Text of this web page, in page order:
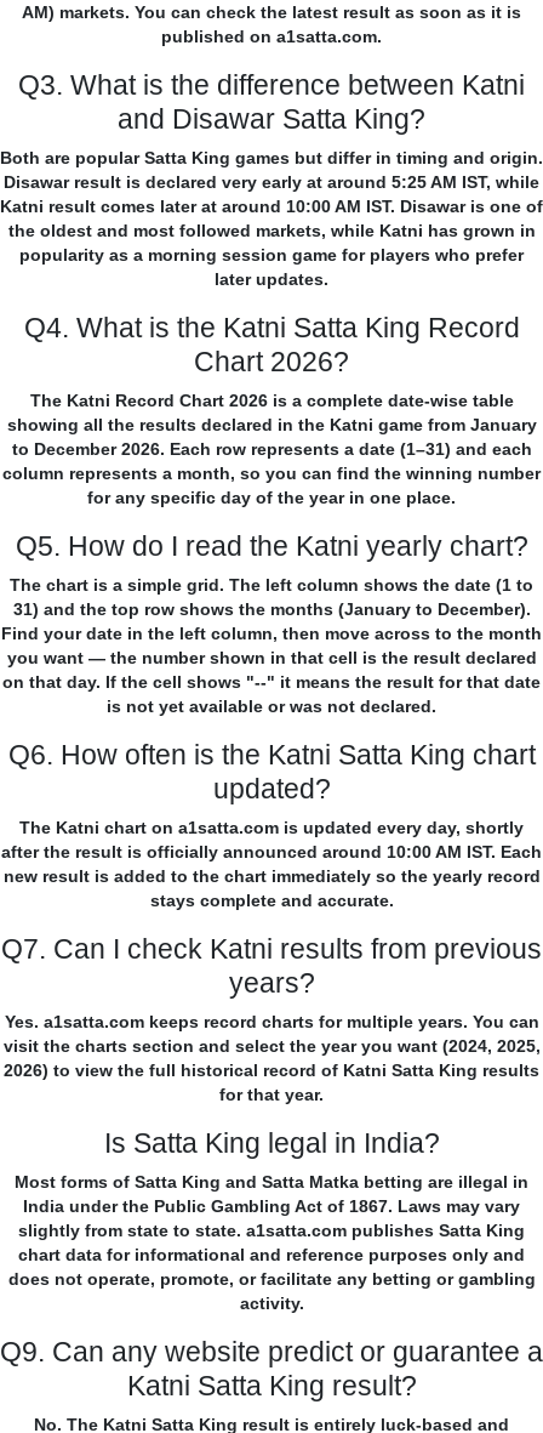
AM) markets. You can check the latest result as soon as it is
published on a1satta.com.
Q3. What is the difference between Katni
and Disawar Satta King?
Both are popular Satta King games but differ in timing and origin.
Disawar result is declared very early at around 5:25 AM IST, while
Katni result comes later at around 10:00 AM IST. Disawar is one of
the oldest and most followed markets, while Katni has grown in
popularity as a morning session game for players who prefer
later updates.
Q4. What is the Katni Satta King Record
Chart 2026?
The Katni Record Chart 2026 is a complete date-wise table
showing all the results declared in the Katni game from January
to December 2026. Each row represents a date (1–31) and each
column represents a month, so you can find the winning number
for any specific day of the year in one place.
Q5. How do I read the Katni yearly chart?
The chart is a simple grid. The left column shows the date (1 to
31) and the top row shows the months (January to December).
Find your date in the left column, then move across to the month
you want — the number shown in that cell is the result declared
on that day. If the cell shows "--" it means the result for that date
is not yet available or was not declared.
Q6. How often is the Katni Satta King chart
updated?
The Katni chart on a1satta.com is updated every day, shortly
after the result is officially announced around 10:00 AM IST. Each
new result is added to the chart immediately so the yearly record
stays complete and accurate.
Q7. Can I check Katni results from previous
years?
Yes. a1satta.com keeps record charts for multiple years. You can
visit the charts section and select the year you want (2024, 2025,
2026) to view the full historical record of Katni Satta King results
for that year.
Is Satta King legal in India?
Most forms of Satta King and Satta Matka betting are illegal in
India under the Public Gambling Act of 1867. Laws may vary
slightly from state to state. a1satta.com publishes Satta King
chart data for informational and reference purposes only and
does not operate, promote, or facilitate any betting or gambling
activity.
Q9. Can any website predict or guarantee a
Katni Satta King result?
No. The Katni Satta King result is entirely luck-based and